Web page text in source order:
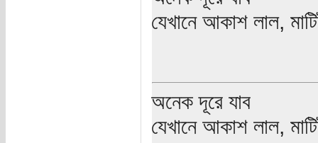
যেখানে আকাশ লাল,
অনেক দূরে যাব
যেখানে আকাশ লাল,